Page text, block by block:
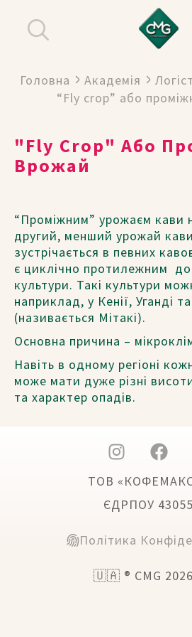
Головна Академія
“Fly crop” або
"Fly Crop" Або
Врожай
“Проміжним” урожаєм кави
другий, менший урожай
зустрічається в певних
є циклічно протилежним до
культури. Такі культури
наприклад, у Кенії, Уганді
(називається Мітакі).
Основна причина –
Навіть в одному регіоні
може мати дуже різні
та характер опадів.
ТОВ
ЄДРПОУ
Політика
🇺🇦 ® CMG